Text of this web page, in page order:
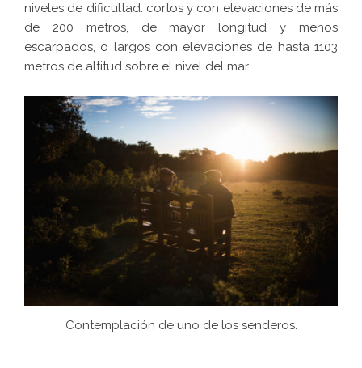
niveles de dificultad: cortos y con elevaciones de más
de 200 metros, de mayor longitud y menos
escarpados, o largos con elevaciones de hasta 1103
metros de altitud sobre el nivel del mar.
Contemplación de uno de los senderos.